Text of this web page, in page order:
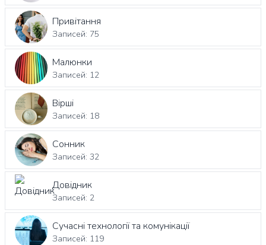
Привітання
Записей: 75
Малюнки
Записей: 12
Вірші
Записей: 18
Сонник
Записей: 32
Довідник
Записей: 2
Сучасні технології та комунікації
Записей: 119